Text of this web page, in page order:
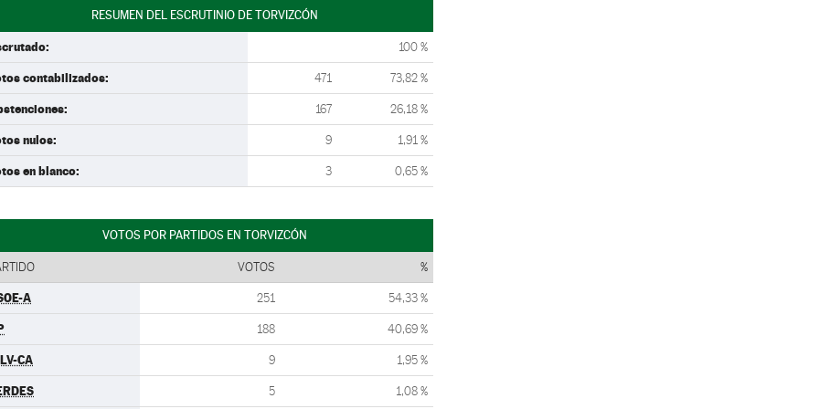
RESUMEN DEL ESCRUTINIO DE TORVIZCÓN
100 %
contabilizados: 471 73,82 %
167 26,18 %
nulos: 9 1,91 %
en blanco: 3 0,65 %
VOTOS POR PARTIDOS EN TORVIZCÓN
VOTOS %
A 251 54,33 %
188 40,69 %
CA 9 1,95 %
5 1,08 %